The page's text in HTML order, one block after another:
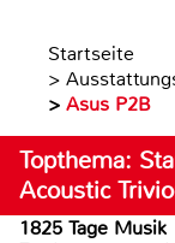
Startseite
>
> Asus P2B
Topthema:
Acoustic
1825 Tage Musik